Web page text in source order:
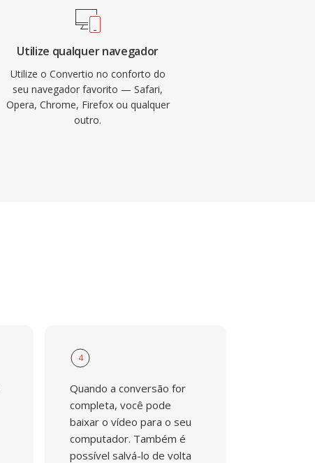
Utilize qualquer navegador
Utilize o Convertio no conforto do
seu navegador favorito — Safari,
Opera, Chrome, Firefox ou qualquer
outro.
4
Quando a conversão for
completa, você pode
baixar o vídeo para o seu
computador. Também é
possível salvá-lo de volta